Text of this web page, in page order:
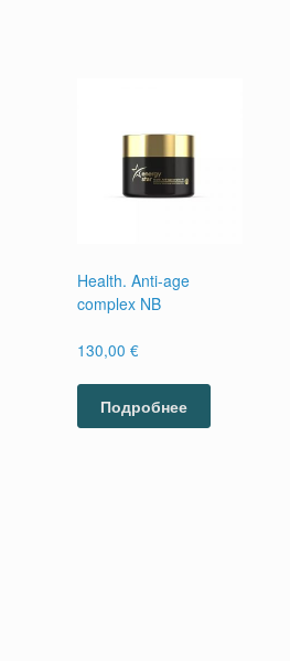
Health. Anti-age
complex NB
130,00€
Подробнее